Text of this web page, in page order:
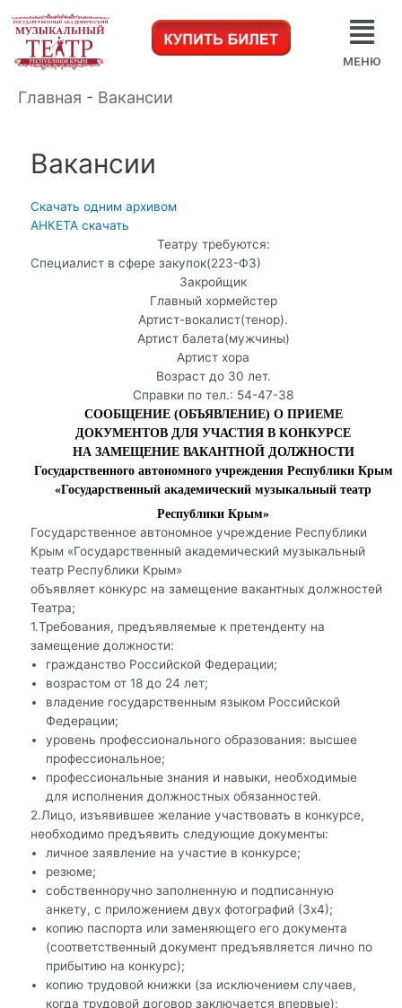
МЕНЮ
Главная - Вакансии
Вакансии
Скачать одним архивом
АНКЕТА скачать
Театру требуются:
Специалист в сфере закупок(223-ФЗ)
Закройщик
Главный хормейстер
Артист-вокалист(тенор).
Артист балета(мужчины)
Артист хора
Возраст до 30 лет.
Справки по тел.: 54-47-38
СООБЩЕНИЕ (ОБЪЯВЛЕНИЕ) О ПРИЕМЕ
ДОКУМЕНТОВ ДЛЯ УЧАСТИЯ В КОНКУРСЕ
НА ЗАМЕЩЕНИЕ ВАКАНТНОЙ ДОЛЖНОСТИ
Государственного автономного учреждения Республики Крым
«Государственный академический музыкальный театр
Республики Крым»
Государственное автономное учреждение Республики
Крым «Государственный академический музыкальный
театр Республики Крым»
объявляет конкурс на замещение вакантных должностей
Театра;
1.Требования, предъявляемые к претенденту на
замещение должности:
гражданство Российской Федерации;
возрастом от 18 до 24 лет;
владение государственным языком Российской
Федерации;
уровень профессионального образования: высшее
профессиональное;
профессиональные знания и навыки, необходимые
для исполнения должностных обязанностей.
2.Лицо, изъявившее желание участвовать в конкурсе,
необходимо предъявить следующие документы:
личное заявление на участие в конкурсе;
резюме;
собственноручно заполненную и подписанную
анкету, с приложением двух фотографий (3х4);
копию паспорта или заменяющего его документа
(соответственный документ предъявляется лично по
прибытию на конкурс);
копию трудовой книжки (за исключением случаев,
когда трудовой договор заключается впервые);